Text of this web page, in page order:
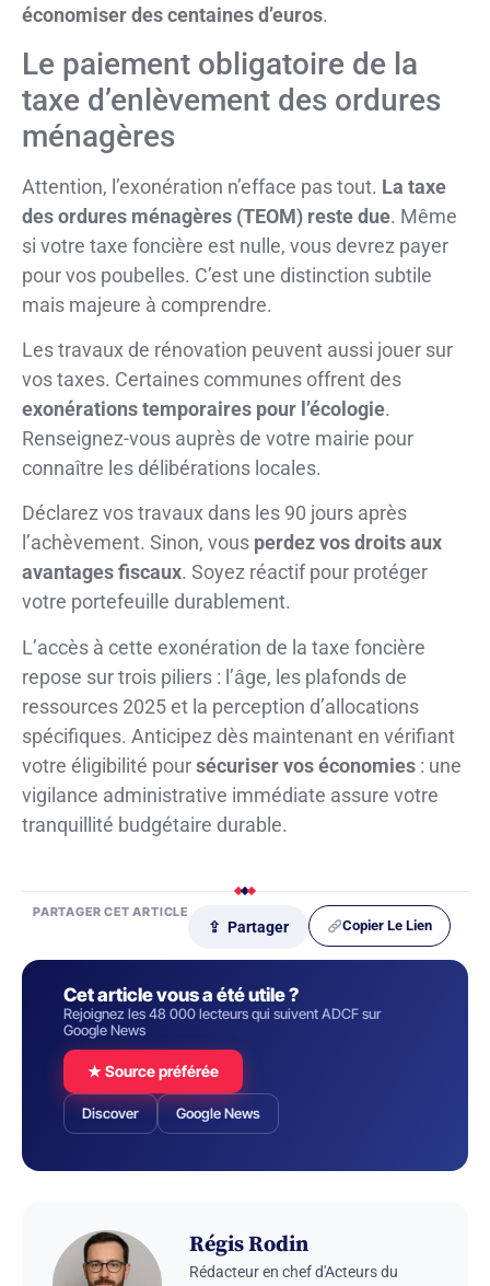
économiser des centaines d’euros.
Le paiement obligatoire de la
taxe d’enlèvement des ordures
ménagères
Attention, l’exonération n’efface pas tout. La taxe
des ordures ménagères (TEOM) reste due. Même
si votre taxe foncière est nulle, vous devrez payer
pour vos poubelles. C’est une distinction subtile
mais majeure à comprendre.
Les travaux de rénovation peuvent aussi jouer sur
vos taxes. Certaines communes offrent des
exonérations temporaires pour l’écologie.
Renseignez-vous auprès de votre mairie pour
connaître les délibérations locales.
Déclarez vos travaux dans les 90 jours après
l’achèvement. Sinon, vous perdez vos droits aux
avantages fiscaux. Soyez réactif pour protéger
votre portefeuille durablement.
L’accès à cette exonération de la taxe foncière
repose sur trois piliers : l’âge, les plafonds de
ressources 2025 et la perception d’allocations
spécifiques. Anticipez dès maintenant en vérifiant
votre éligibilité poursécuriser vos économies : une
vigilance administrative immédiate assure votre
tranquillité budgétaire durable.
PARTAGER CET ARTICLE
⇪ Partager Copier Le Lien
Cet article vous a été utile ?
Rejoignez les 48 000 lecteurs qui suivent ADCF sur
Google News
★ Source préférée
Discover Google News
Régis Rodin
Rédacteur en chef d'Acteurs du